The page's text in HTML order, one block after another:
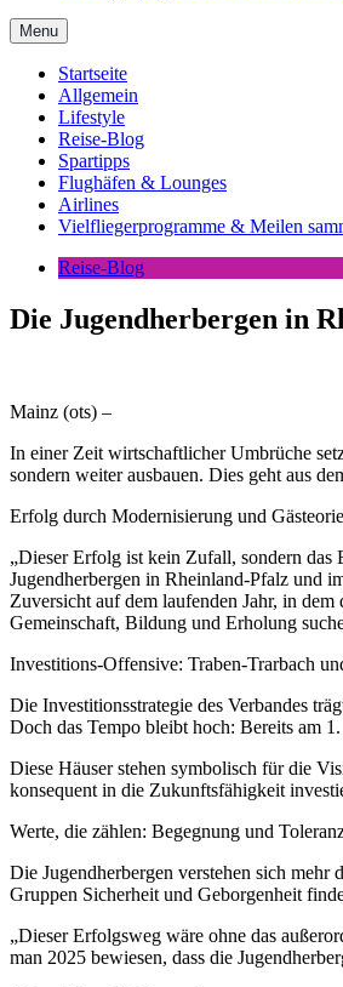
Menu
Startseite
Allgemein
Lifestyle
Reise-Blog
Spartipps
Flughäfen & Lounges
Airlines
Vielfliegerprogramme & Meilen
Reise-Blog
Die Jugendherbergen in
Mainz (ots) –
In einer Zeit wirtschaftlicher Umbrüche
sondern weiter ausbauen. Dies geht aus
Erfolg durch Modernisierung und
„Dieser Erfolg ist kein Zufall, sondern das
Jugendherbergen in Rheinland-Pfalz und
Zuversicht auf dem laufenden Jahr, in
Gemeinschaft, Bildung und Erholung
Investitions-Offensive: Traben-Trarbach
Die Investitionsstrategie des Verbandes
Doch das Tempo bleibt hoch: Bereits am
Diese Häuser stehen symbolisch für die
konsequent in die Zukunftsfähigkeit
Werte, die zählen: Begegnung und
Die Jugendherbergen verstehen sich
Gruppen Sicherheit und Geborgenheit
„Dieser Erfolgsweg wäre ohne das
man 2025 bewiesen, dass die